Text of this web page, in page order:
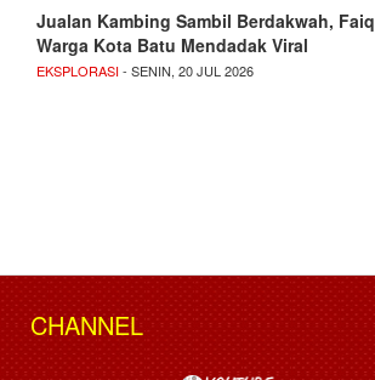
Jualan Kambing Sambil Berdakwah, Faiq
Warga Kota Batu Mendadak Viral
EKSPLORASI- SENIN, 20 JUL 2026
CHANNEL